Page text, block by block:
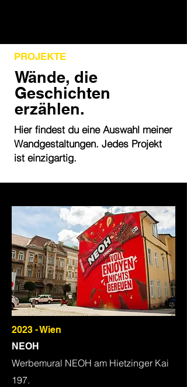
PROJEKTE
Wände, die
Geschichten
erzählen.
Hier findest du eine Auswahl meiner
Wandgestaltungen. Jedes Projekt
ist einzigartig.
2023 - Wien
NEOH
Werbemural NEOH am Hietzinger Kai
197.